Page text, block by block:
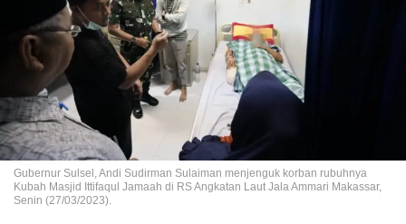
Gubernur Sulsel, Andi Sudirman Sulaiman menjenguk korban rubuhnya
Kubah Masjid Ittifaqul Jamaah di RS Angkatan Laut Jala Ammari Makassar,
Senin (27/03/2023).